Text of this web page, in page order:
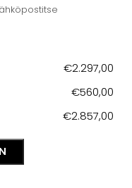
€2.297,00
€560,00
€2.857,00